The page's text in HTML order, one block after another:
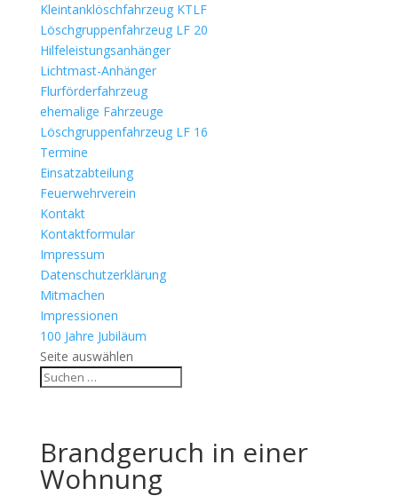
Kleintanklöschfahrzeug KTLF
Löschgruppenfahrzeug LF 20
Hilfeleistungsanhänger
Lichtmast-Anhänger
Flurförderfahrzeug
ehemalige Fahrzeuge
Löschgruppenfahrzeug LF 16
Termine
Einsatzabteilung
Feuerwehrverein
Kontakt
Kontaktformular
Impressum
Datenschutzerklärung
Mitmachen
Impressionen
100 Jahre Jubiläum
Seite auswählen
Brandgeruch in einer
Wohnung